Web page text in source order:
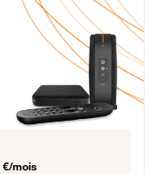
par mois, Engagement 12 mois
€/mois